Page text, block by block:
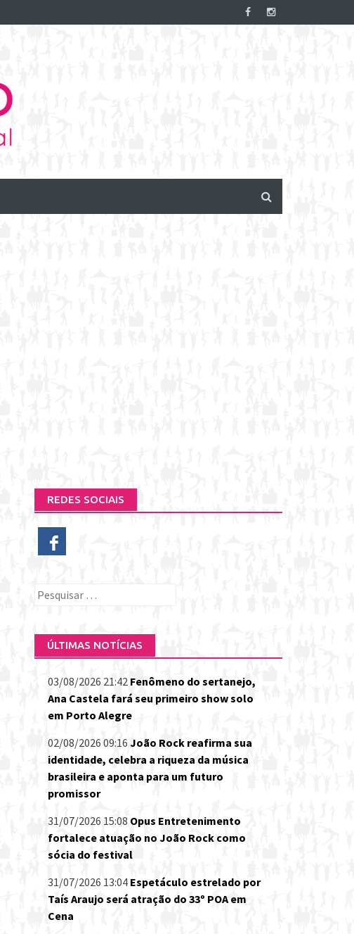
REDES SOCIAIS
Pesquisar
ÚLTIMAS NOTÍCIAS
03/08/2026 21:42 Fenômeno do sertanejo,
Ana Castela fará seu primeiro show solo
em Porto Alegre
02/08/2026 09:16 João Rock reafirma sua
identidade, celebra a riqueza da música
brasileira e aponta para um futuro
promissor
31/07/2026 15:08 Opus Entretenimento
fortalece atuação no João Rock como
sócia do festival
31/07/2026 13:04 Espetáculo estrelado por
Taís Araujo será atração do 33º POA em
Cena